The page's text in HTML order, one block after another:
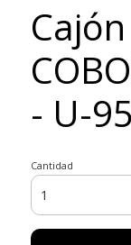
- U-
Cantidad